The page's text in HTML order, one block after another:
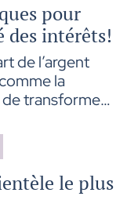
pour
intérêts!
de l’argent
la
transformer
Il en
enjeux
considérer.le plus